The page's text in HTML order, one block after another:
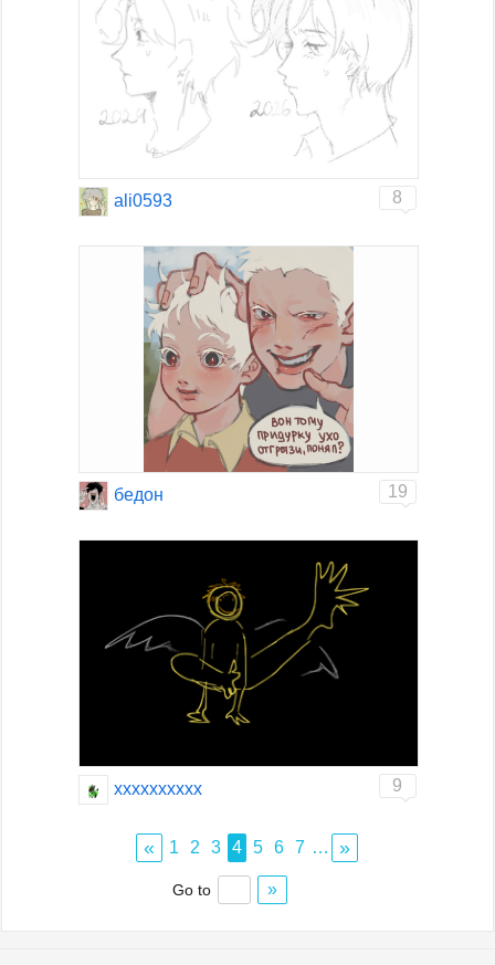
ali0593 8
бедон 19
хххххххххх 9
« 1 2 3 4 5 6 7 … »
Go to »